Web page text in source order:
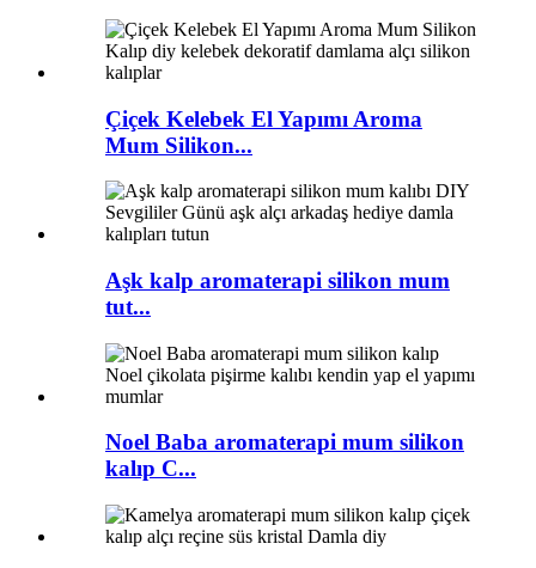
Çiçek Kelebek El Yapımı Aroma
Mum Silikon...
Aşk kalp aromaterapi silikon mum
tut...
Noel Baba aromaterapi mum silikon
kalıp C...